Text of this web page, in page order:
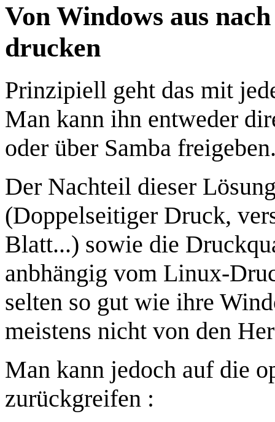
Von Windows aus
drucken
Prinzipiell geht das mit
Man kann ihn entweder
oder über Samba
Der Nachteil dieser
(Doppelseitiger Druck,
Blatt...) sowie die
anbhängig vom Linux-
selten so gut wie ihre
meistens nicht von den
Man kann jedoch auf die
zurückgreifen :